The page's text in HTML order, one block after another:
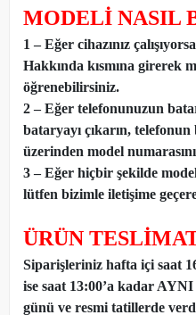
MODELİ NASIL
1 – Eğer cihazınız
Hakkında kısmına girerek
öğrenebilirsiniz.
2 – Eğer telefonunuzun
bataryayı çıkarın,
üzerinden model
3 – Eğer hiçbir şekilde
lütfen bizimle iletişime
ÜRÜN
Siparişleriniz hafta içi saat
ise saat 13:00’a kadar
günü ve resmi tatillerde